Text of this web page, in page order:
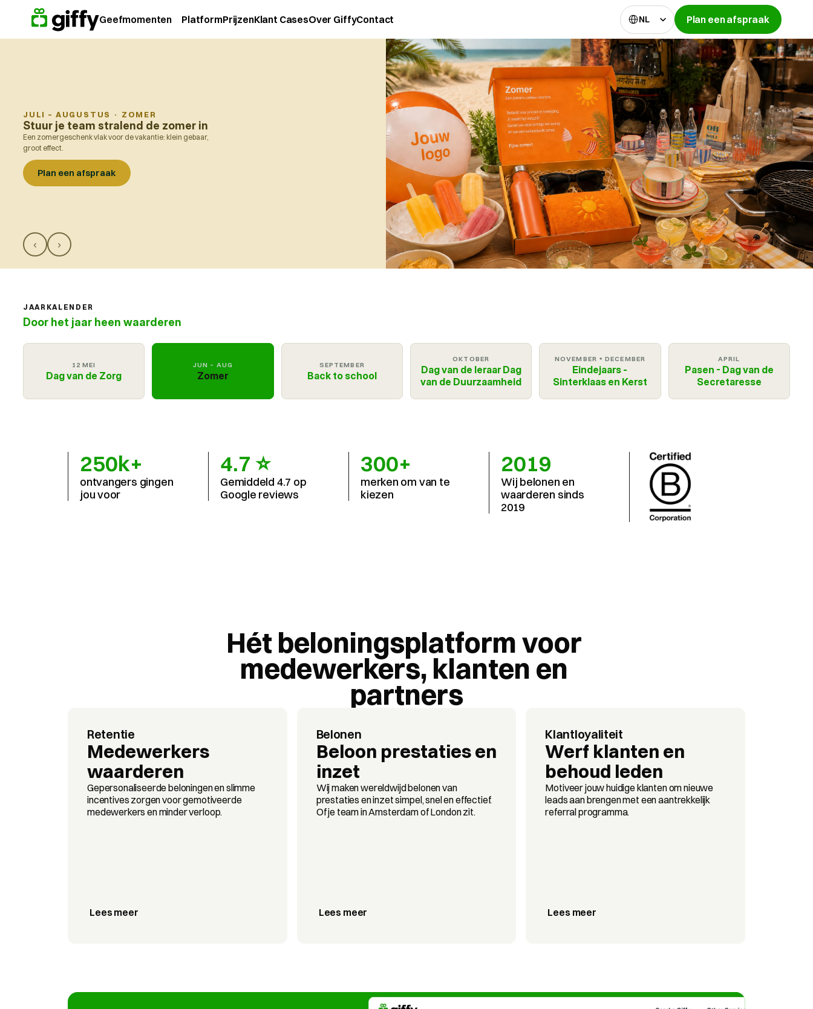
Geefmomenten PlatformPrijzenKlant CasesOver GiffyContact
Select Language
NL Plan een afspraak
JULI – AUGUSTUS · ZOMER
Stuur je team stralend de zomer in
Een zomergeschenk vlak voor de vakantie: klein gebaar,
groot effect.
Plan een afspraak
‹ ›
JAARKALENDER
Door het jaar heen waarderen
12 MEI
Dag van de Zorg
JUN – AUG
Zomer
SEPTEMBER
Back to school
OKTOBER
Dag van de leraar Dag
van de Duurzaamheid
NOVEMBER + DECEMBER
Eindejaars -
Sinterklaas en Kerst
APRIL
Pasen - Dag van de
Secretaresse
250k+
ontvangers gingen
jou voor
4.7 ⭐
Gemiddeld 4.7 op
Google reviews
300+
merken om van te
kiezen
2019
Wij belonen en
waarderen sinds
2019
Hét beloningsplatform voor
medewerkers, klanten en
partners
Retentie
Medewerkers
waarderen
Gepersonaliseerde beloningen en slimme
incentives zorgen voor gemotiveerde
medewerkers en minder verloop.
Lees meer
Belonen
Beloon prestaties en
inzet
Wij maken wereldwijd belonen van
prestaties en inzet simpel, snel en effectief.
Of je team in Amsterdam of London zit.
Lees meer
Klantloyaliteit
Werf klanten en
behoud leden
Motiveer jouw huidige klanten om nieuwe
leads aan brengen met een aantrekkelijk
referral programma.
Lees meer